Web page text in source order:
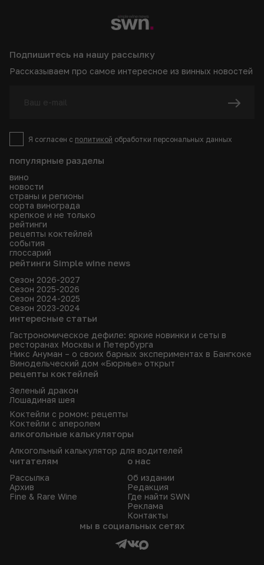
популярные разделы
вино
новости
страны и регионы
сорта винограда
крепкое и не только
рейтинги
рецепты коктейлей
события
глоссарий
рейтинги Simple wine news
Сезон 2026-2027
Сезон 2025-2026
Сезон 2024-2025
Сезон 2023-2024
интересные статьи
Гастрономическое дефиле: яркие новинки и сеты в
ресторанах Москвы и Петербурга
Никс Ануман – о своих барных экспериментах в Бангкоке
Винодельческий дом «Бюрнье» открыт
рецепты коктейлей
Зеленый дракон
Лошадиная шея
Коктейли с ромом: рецепты
Коктейли с аперолем
алкогольные калькуляторы
Алкогольный калькулятор для водителей
читателям
Рассылка
Архив
Fine & Rare Wine
о нас
Об издании
Редакция
Где найти SWN
Реклама
Контакты
Подпишитесь на нашу рассылку
Рассказываем про самое интересное из винных новостей
Я согласен с политикой обработки персональных данных
мы в социальных сетях